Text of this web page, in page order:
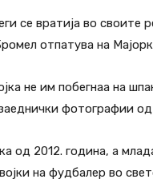
се вратија во своите
отпатува на
не им побегнаа на
фотографии од
од 2012. година, а
на фудбалер во